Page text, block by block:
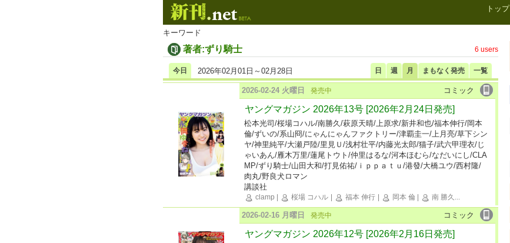
トップ
キーワード
著者:ずり騎士 6 users
日 週 月 まもなく発売 一覧
今日 2026年02月01日～02月28日
コミック
2026-02-24 火曜日 発売中
ヤングマガジン 2026年13号 [2026年2月24日発売]
松本光司/桜場コハル/南勝久/萩原天晴/上原求/新井和也/福本伸行/岡本
倫/ずいの/系山冏/にゃんにゃんファクトリー/津覇圭一/上月亮/草下シン
ヤ/神里純平/大瀬戸陸/里見Ｕ/浅村壮平/内藤光太郎/猫子/武六甲理衣/じ
ゃいあん/雁木万里/蓮尾トウト/仲里はるな/河本ほむら/なだいにし/CLA
MP/ずり騎士/山田大和/打見佑祐/ｉｐｐａｔｕ/港發/大橋ユウ/西村隆/
肉丸/野良犬ロマン
講談社
clamp 桜場 コハル 福本 伸行 岡本 倫 南 勝久 ...
コミック
2026-02-16 月曜日 発売中
ヤングマガジン 2026年12号 [2026年2月16日発売]